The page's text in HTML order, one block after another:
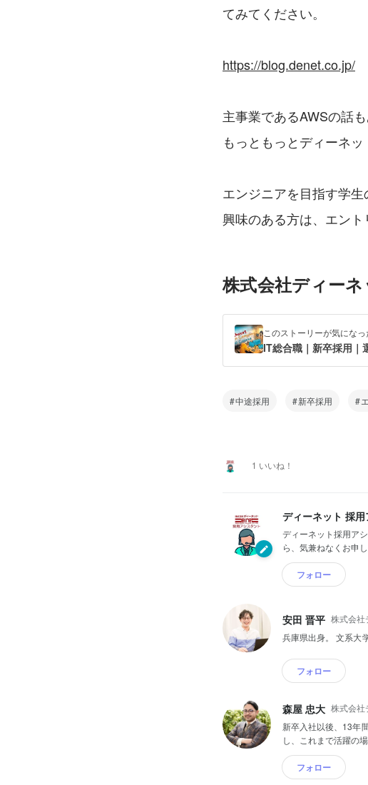
てみてください。
https://blog.denet.co.jp/
主事業であるAWSの話
もっともっとディーネ
エンジニアを目指す学
興味のある方は、エント
株式会社ディー
このストーリーが気にな
中途採用 新卒採用
1 いいね！
ディーネット 採用
ディーネット採用ア
ら、気兼ねなくお申
フォロー
安田 晋平 株式会社
兵庫県出身。 文系大
フォロー
森屋 忠大 株式会社
新卒入社以後、13年
し、これまで活躍の
フォロー